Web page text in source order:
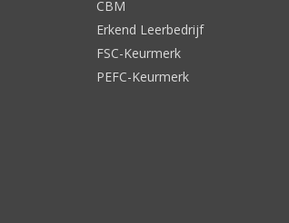
CBM
Erkend Leerbedrijf
FSC-Keurmerk
PEFC-Keurmerk